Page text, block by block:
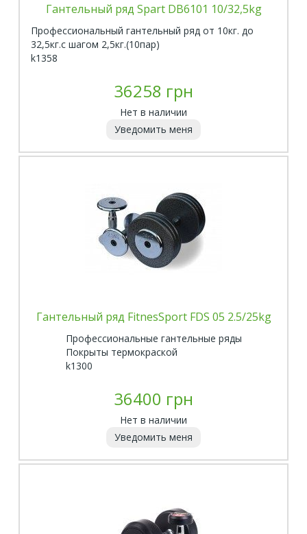
Гантельный ряд Spart DB6101 10/32,5kg
Профессиональный гантельный ряд от 10кг. до
32,5кг.с шагом 2,5кг.(10пар)
k1358
36258 грн
Нет в наличии
Уведомить меня
Гантельный ряд FitnesSport FDS 05 2.5/25kg
Профессиональные гантельные ряды
Покрыты термокраской
k1300
36400 грн
Нет в наличии
Уведомить меня